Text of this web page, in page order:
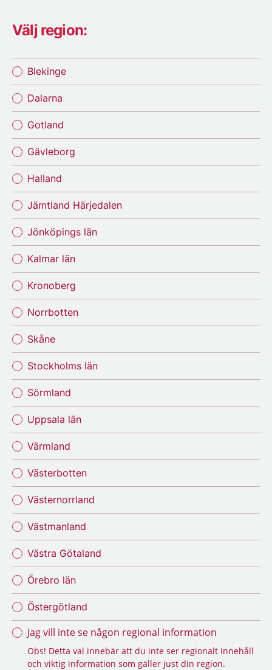
Välj region:
Blekinge
Dalarna
Gotland
Gävleborg
Halland
Jämtland Härjedalen
Jönköpings län
Kalmar län
Kronoberg
Norrbotten
Skåne
Stockholms län
Sörmland
Uppsala län
Värmland
Västerbotten
Västernorrland
Västmanland
Västra Götaland
Örebro län
Östergötland
Jag vill inte se någon regional information
Obs! Detta val innebär att du inte ser regionalt innehåll
och viktig information som gäller just din region.